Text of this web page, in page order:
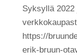
Syksyllä
https://
erik-bruun-